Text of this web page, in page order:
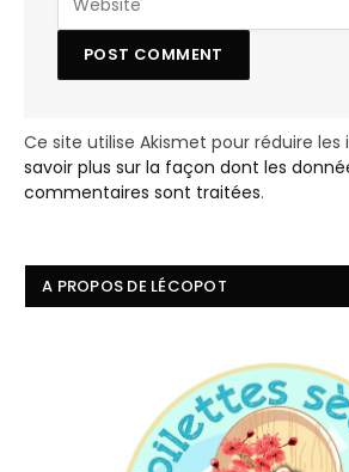
Ce site utilise Akismet pour réduire les
savoir plus sur la façon dont les
commentaires sont traitées.
A PROPOS DE LÉCOPOT